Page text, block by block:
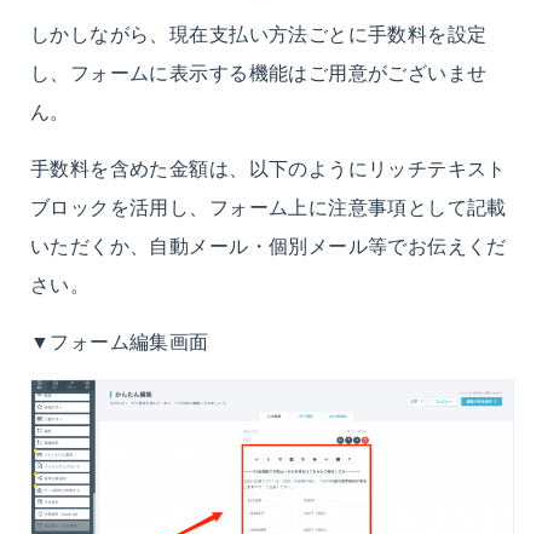
しかしながら、現在支払い方法ごとに手数料を設定
し、フォームに表示する機能はご用意がございませ
ん。
手数料を含めた金額は、以下のようにリッチテキスト
ブロックを活用し、フォーム上に注意事項として記載
いただくか、自動メール・個別メール等でお伝えくだ
さい。
▼フォーム編集画面